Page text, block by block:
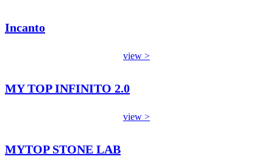
Incanto
view >
MY TOP INFINITO 2.0
view >
MYTOP STONE LAB